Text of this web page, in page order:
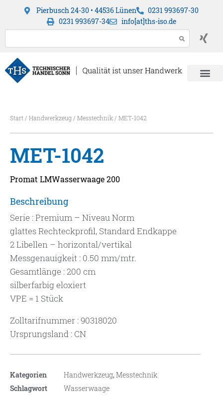
Pierbusch 24-30 • 44536 Lünen
0231 993697-30
0231 993697-34
info[at]ths-iso.de
Start/ Handwerkzeug/ Messtechnik/ MET-1042
MET-1042
Promat LMWasserwaage 200
Beschreibung
Serie : Premium – Niveau Norm
glattes Rechteckprofil, Standard Endkappe
2 Libellen – horizontal/vertikal
Messgenauigkeit : 0.50 mm/mtr.
Gesamtlänge : 200 cm
silberfarbig eloxiert
VPE = 1 Stück
Zolltarifnummer : 90318020
Ursprungsland : CN
Kategorien Handwerkzeug,Messtechnik
Schlagwort
Wasserwaage